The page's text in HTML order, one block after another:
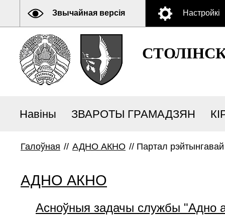
Звычайная версія Настройкі
Навіны ЗВАРОТЫ ГРАМАДЗЯН
Галоўная // АДНО АКНО // Партал рэйтынгавай
АДНО АКНО
Асноўныя задачы службы "Адно